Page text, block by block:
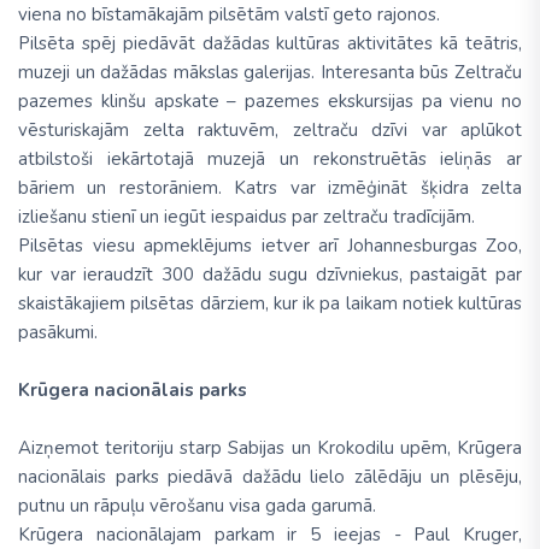
viena no bīstamākajām pilsētām valstī geto rajonos.
Pilsēta spēj piedāvāt dažādas kultūras aktivitātes kā teātris,
muzeji un dažādas mākslas galerijas. Interesanta būs Zeltraču
pazemes klinšu apskate – pazemes ekskursijas pa vienu no
vēsturiskajām zelta raktuvēm, zeltraču dzīvi var aplūkot
atbilstoši iekārtotajā muzejā un rekonstruētās ieliņās ar
bāriem un restorāniem. Katrs var izmēģināt šķidra zelta
izliešanu stienī un iegūt iespaidus par zeltraču tradīcijām.
Pilsētas viesu apmeklējums ietver arī Johannesburgas Zoo,
kur var ieraudzīt 300 dažādu sugu dzīvniekus, pastaigāt par
skaistākajiem pilsētas dārziem, kur ik pa laikam notiek kultūras
pasākumi.
Krūgera nacionālais parks
Aizņemot teritoriju starp Sabijas un Krokodilu upēm, Krūgera
nacionālais parks piedāvā dažādu lielo zālēdāju un plēsēju,
putnu un rāpuļu vērošanu visa gada garumā.
Krūgera nacionālajam parkam ir 5 ieejas - Paul Kruger,